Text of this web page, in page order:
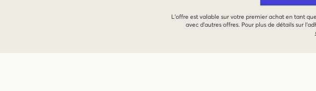
L'offre est valable sur votre premier achat en tant
avec d'autres offres. Pour plus de détails sur